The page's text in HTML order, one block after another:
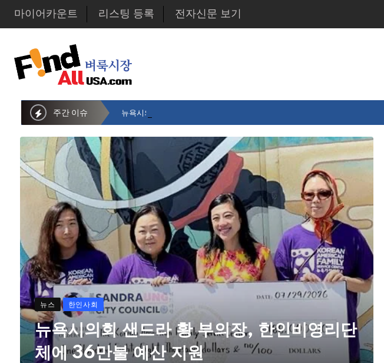
마이어카운트 리스팅 등록 전자신문 보기
주간 이슈 뉴욕시의회 샌드라 황 부의장, 한인비영리단체에 36만불 예산 지원
뉴스 한인사회
뉴욕시의회 샌드라 황 부의장, 한인비영리단
체에 36만불 예산 지원